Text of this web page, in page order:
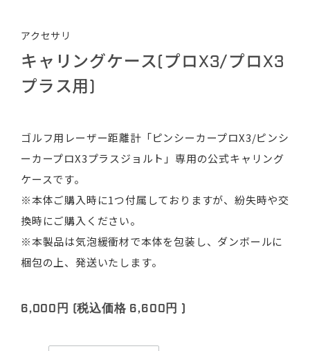
アクセサリ
キャリングケース(プロX3/プロX3
プラス用)
ゴルフ用レーザー距離計「ピンシーカープロX3/ピンシ
ーカープロX3プラスジョルト」専用の公式キャリング
ケースです。
※本体ご購入時に1つ付属しておりますが、紛失時や交
換時にご購入ください。
※本製品は気泡緩衝材で本体を包装し、ダンボールに
梱包の上、発送いたします。
6,000円 (税込価格 6,600円 )